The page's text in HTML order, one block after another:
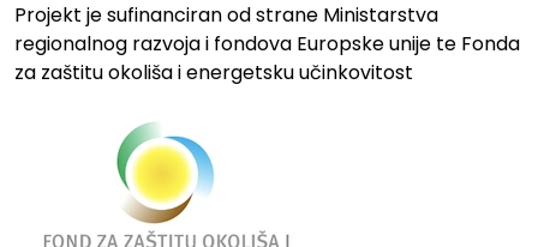
Projekt je sufinanciran od strane Ministarstva
regionalnog razvoja i fondova Europske unije te Fonda
za zaštitu okoliša i energetsku učinkovitost